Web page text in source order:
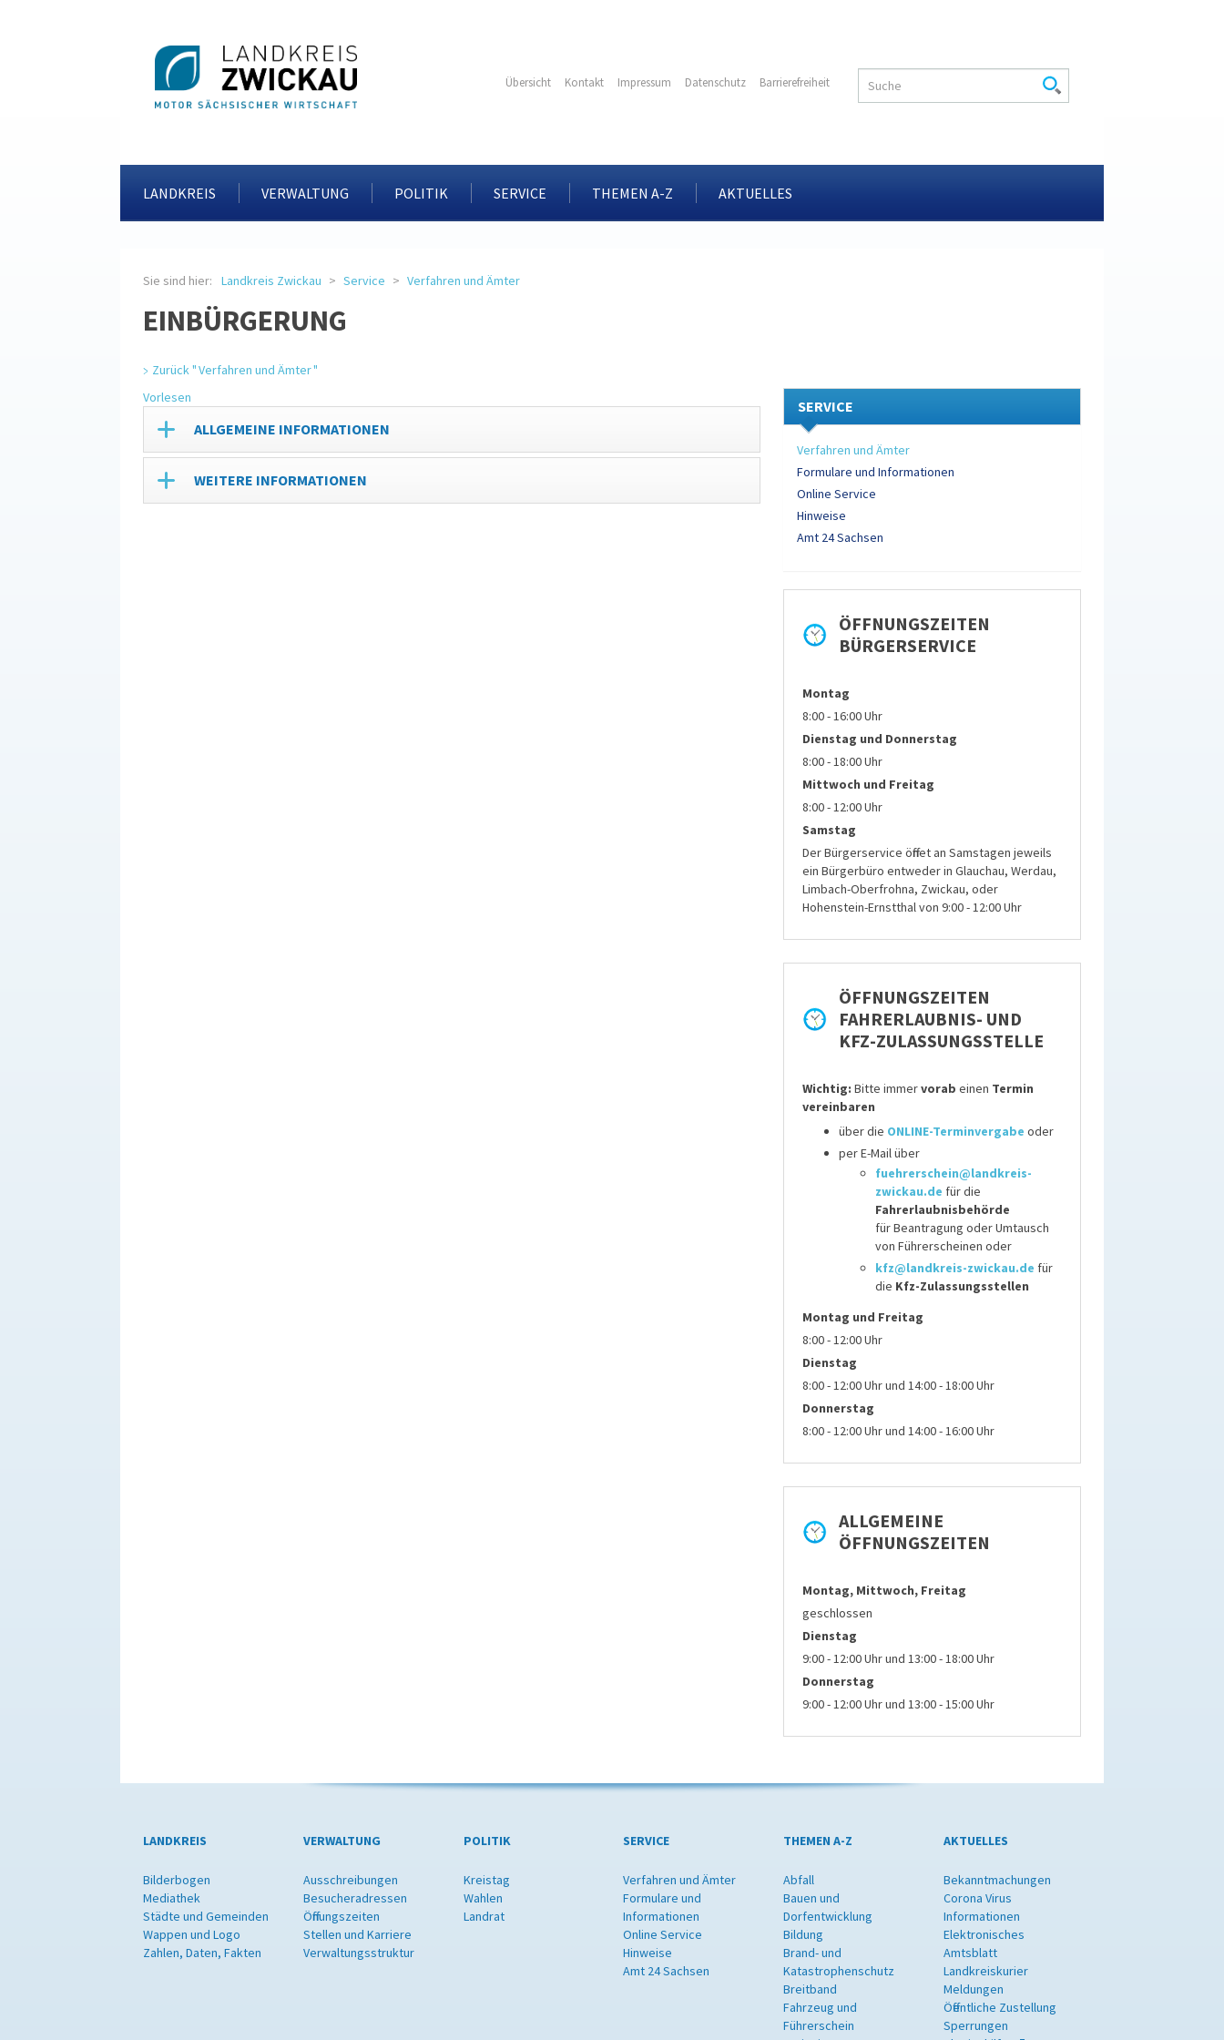
Übersicht Kontakt Impressum Datenschutz Barrierefreiheit
LANDKREIS VERWALTUNG POLITIK SERVICE THEMEN A-Z AKTUELLES
Sie sind hier: Landkreis Zwickau Service Verfahren und Ämter
EINBÜRGERUNG
Zurück " Verfahren und Ämter "
Vorlesen
ALLGEMEINE INFORMATIONEN
WEITERE INFORMATIONEN
SERVICE
Verfahren und Ämter
Formulare und Informationen
Online Service
Hinweise
Amt 24 Sachsen
ÖFFNUNGSZEITEN
BÜRGERSERVICE
Montag
8:00 - 16:00 Uhr
Dienstag und Donnerstag
8:00 - 18:00 Uhr
Mittwoch und Freitag
8:00 - 12:00 Uhr
Samstag
Der Bürgerservice öffnet an Samstagen jeweils
ein Bürgerbüro entweder in Glauchau, Werdau,
Limbach-Oberfrohna, Zwickau, oder
Hohenstein-Ernstthal von 9:00 - 12:00 Uhr
ÖFFNUNGSZEITEN
FAHRERLAUBNIS- UND
KFZ-ZULASSUNGSSTELLE
Wichtig:Bitte immervorabeinen Termin
vereinbaren
über die ONLINE-Terminvergabe oder
per E-Mail über
fuehrerschein@landkreis-
zwickau.de für die
Fahrerlaubnisbehörde
fürBeantragung oder Umtausch
von Führerscheinen oder
kfz@landkreis-zwickau.de für
die Kfz-Zulassungsstellen
Montag und Freitag
8:00 - 12:00 Uhr
Dienstag
8:00 - 12:00 Uhr und 14:00 - 18:00 Uhr
Donnerstag
8:00 - 12:00 Uhr und 14:00 - 16:00 Uhr
ALLGEMEINE
ÖFFNUNGSZEITEN
Montag, Mittwoch, Freitag
geschlossen
Dienstag
9:00 - 12:00 Uhr und 13:00 - 18:00 Uhr
Donnerstag
9:00 - 12:00 Uhr und 13:00 - 15:00 Uhr
LANDKREIS
Bilderbogen
Mediathek
Städte und Gemeinden
Wappen und Logo
Zahlen, Daten, Fakten
VERWALTUNG
Ausschreibungen
Besucheradressen
Öffnungszeiten
Stellen und Karriere
Verwaltungsstruktur
POLITIK
Kreistag
Wahlen
Landrat
SERVICE
Verfahren und Ämter
Formulare und
Informationen
Online Service
Hinweise
Amt 24 Sachsen
THEMEN A-Z
Abfall
Bauen und
Dorfentwicklung
Bildung
Brand- und
Katastrophenschutz
Breitband
Fahrzeug und
Führerschein
AKTUELLES
Bekanntmachungen
Corona Virus
Informationen
Elektronisches
Amtsblatt
Landkreiskurier
Meldungen
Öffentliche Zustellung
Sperrungen